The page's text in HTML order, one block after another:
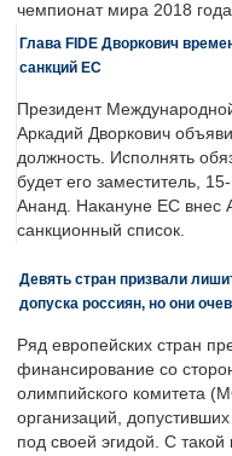
чемпионат мира 2018
Глава FIDE Дворкович
санкций ЕС
Президент
Аркадий Дворкович
должность. Исполнять
будет его заместитель,
Ананд. Накануне ЕС внес
санкционный список.
Девять стран призвали
допуска россиян, но они
Ряд европейских стран
финансирование со
олимпийского комитета
организаций,
под своей эгидой. С